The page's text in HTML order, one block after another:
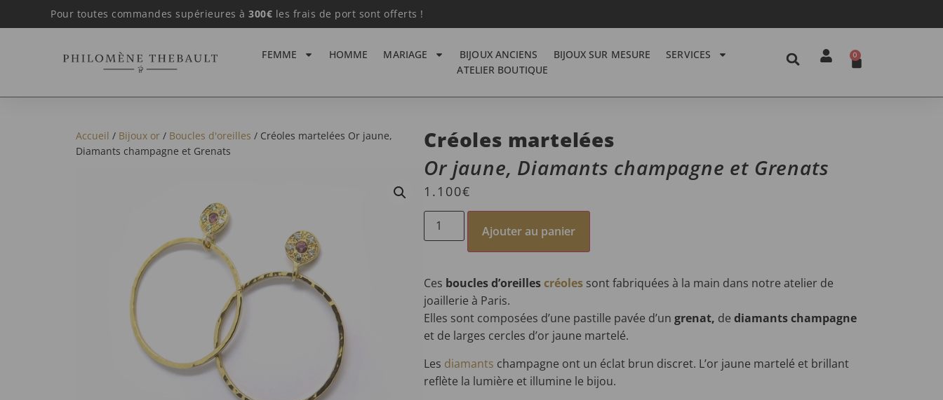
Pour toutes commandes supérieures à 300€ les frais de port sont offerts !
FEMME HOMME MARIAGE BIJOUX ANCIENS BIJOUX SUR MESURE
SERVICES
ATELIER BOUTIQUE
0
Accueil / Bijoux or/ Boucles d'oreilles / Créoles martelées Or jaune,
Diamants champagne et Grenats
Créoles martelées
Or jaune, Diamants champagne et Grenats
1.100€
Ajouter au panier
Ces boucles d’oreillescréoles sont fabriquées à la main dans notre atelier de
joaillerie à Paris.
Elles sont composées d’une pastille pavée d’ungrenat, dediamants champagne
et de larges cercles d’or jaune martelé.
Les diamants champagne ont un éclat brun discret. L’or jaune martelé et brillant
reflète la lumière et illumine le bijou.